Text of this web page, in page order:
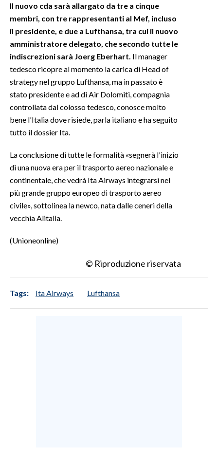
Il nuovo cda sarà allargato da tre a cinque
membri, con tre rappresentanti al Mef, incluso
il presidente, e due a Lufthansa, tra cui il nuovo
amministratore delegato, che secondo tutte le
indiscrezioni sarà Joerg Eberhart. Il manager
tedesco ricopre al momento la carica di Head of
strategy nel gruppo Lufthansa, ma in passato è
stato presidente e ad di Air Dolomiti, compagnia
controllata dal colosso tedesco, conosce molto
bene l'Italia dove risiede, parla italiano e ha seguito
tutto il dossier Ita.
La conclusione di tutte le formalità «segnerà l'inizio
di una nuova era per il trasporto aereo nazionale e
continentale, che vedrà Ita Airways integrarsi nel
più grande gruppo europeo di trasporto aereo
civile», sottolinea la newco, nata dalle ceneri della
vecchia Alitalia.
(Unioneonline)
© Riproduzione riservata
Tags: Ita Airways Lufthansa